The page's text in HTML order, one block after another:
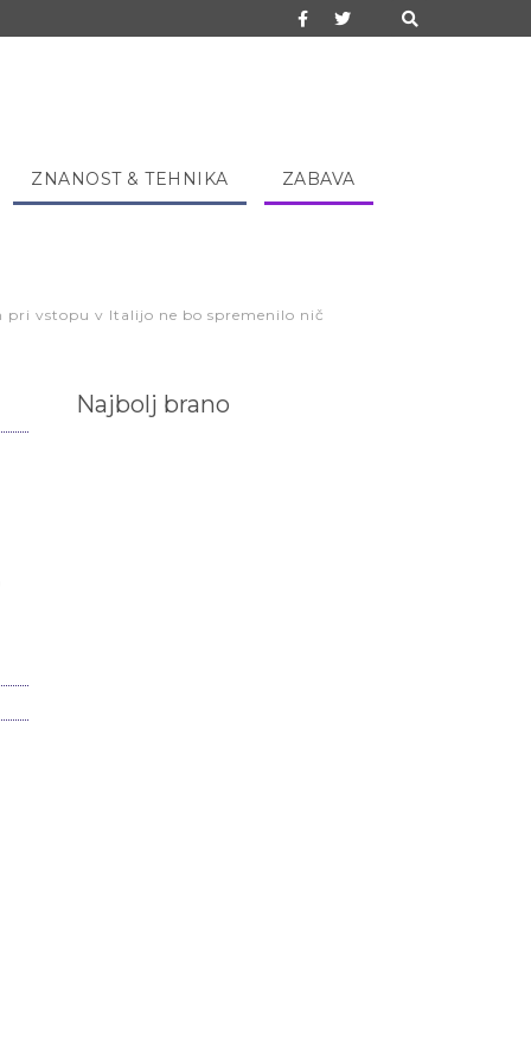
ZNANOST & TEHNIKA ZABAVA
pri vstopu v Italijo ne bo spremenilo nič
Najbolj brano